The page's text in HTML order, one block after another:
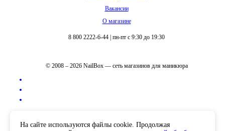
Вакансии
О магазине
8 800 2222-6-44 пн-пт с 9:30 до 19:30
© 2008 – 2026 NailBox — сеть магазинов для маникюра
На сайте используются файлы cookie. Продолжая